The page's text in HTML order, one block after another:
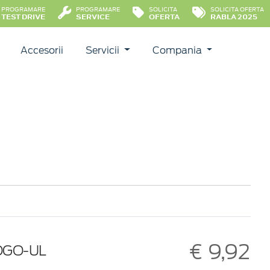
PROGRAMARE
TEST DRIVE
PROGRAMARE
SERVICE
SOLICITA
OFERTA
SOLICITA OFERTA
RABLA 2025
Accesorii Servicii Compania
UL
€ 9,92